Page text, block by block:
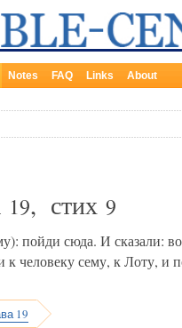
Notes FAQ Links About
19, стих 9
пойди сюда. И сказали:
к человеку сему, к Лоту, и
19